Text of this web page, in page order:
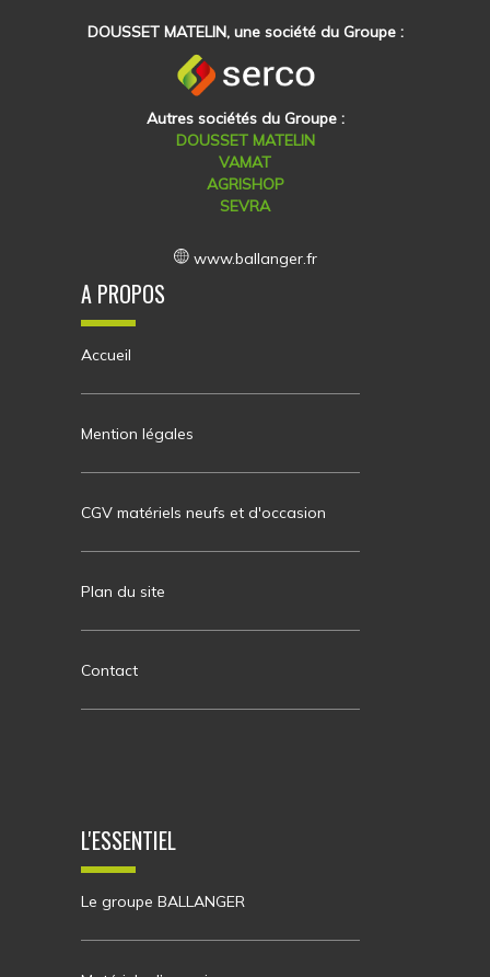
DOUSSET MATELIN, une société du Groupe :
Autres sociétés du Groupe :
DOUSSET MATELIN
VAMAT
AGRISHOP
SEVRA
www.ballanger.fr
A PROPOS
Accueil
Mention légales
CGV matériels neufs et d'occasion
Plan du site
Contact
L'ESSENTIEL
Le groupe BALLANGER